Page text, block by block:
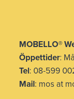
MOBELLO®
Öppettider:
Tel: 08-599
Mail: mos at